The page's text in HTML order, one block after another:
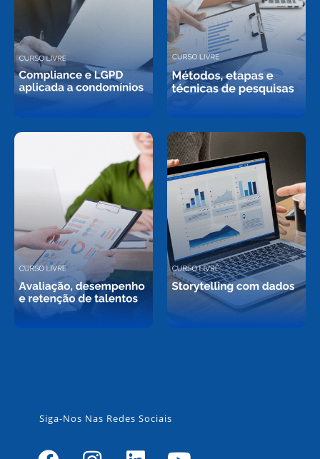
Siga-Nos Nas Redes Sociais